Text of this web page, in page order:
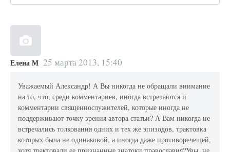
Елена М 25 марта 2013, 15:40
Уважаемый Александр! А Вы никогда не обращали внимание
на то, что, среди комментариев, иногда встречаются и
комментарии священнослужителей, которые иногда не
поддерживают точку зрения автора статьи? А Вам никогда не
встречались толкования одних и тех же эпизодов, трактовка
которых была не одинаковой, а иногда даже противоречещей,